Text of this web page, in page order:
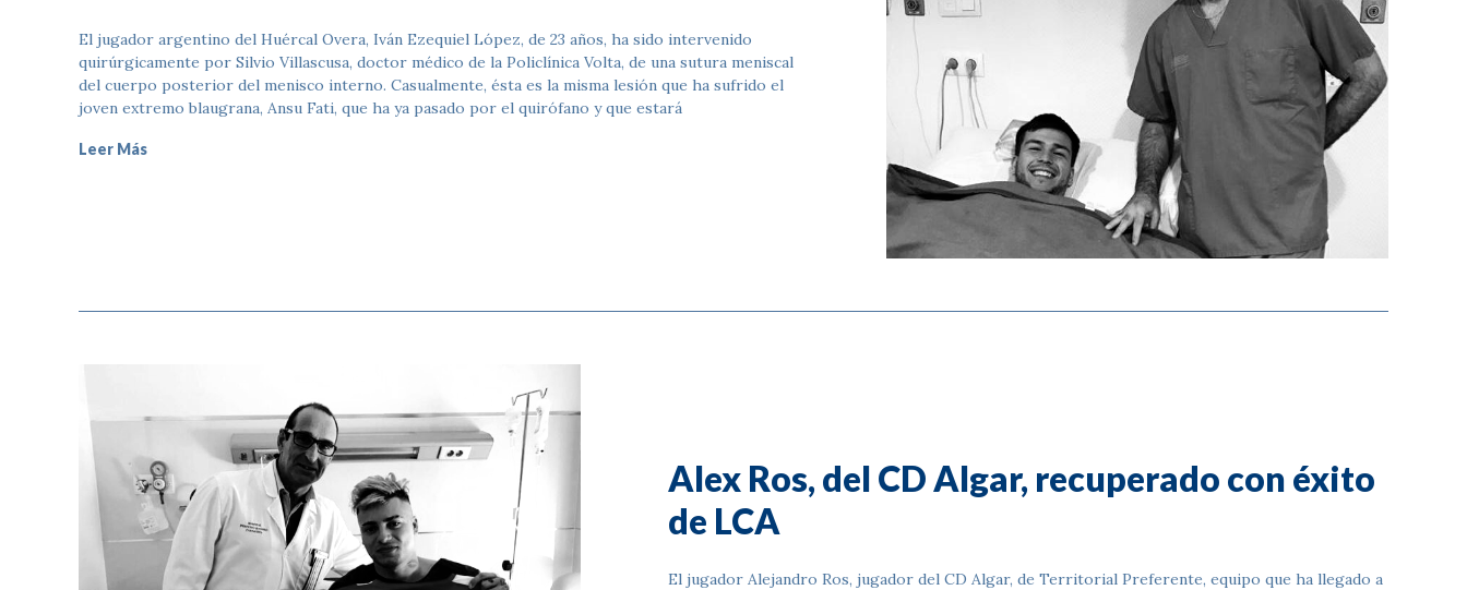
El jugador argentino del Huércal Overa, Iván Ezequiel López, de 23 años, ha sido intervenido
quirúrgicamente por Silvio Villascusa, doctor médico de la Policlínica Volta, de una sutura meniscal
del cuerpo posterior del menisco interno. Casualmente, ésta es la misma lesión que ha sufrido el
joven extremo blaugrana, Ansu Fati, que ha ya pasado por el quirófano y que estará
Leer Más
Alex Ros, del CD Algar, recuperado con éxito
de LCA
El jugador Alejandro Ros, jugador del CD Algar, de Territorial Preferente, equipo que ha llegado a